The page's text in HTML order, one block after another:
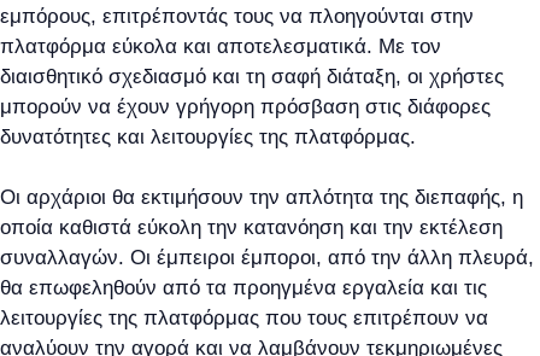
εμπόρους, επιτρέποντάς τους να πλοηγούνται στην
πλατφόρμα εύκολα και αποτελεσματικά. Με τον
διαισθητικό σχεδιασμό και τη σαφή διάταξη, οι χρήστες
μπορούν να έχουν γρήγορη πρόσβαση στις διάφορες
δυνατότητες και λειτουργίες της πλατφόρμας.
Οι αρχάριοι θα εκτιμήσουν την απλότητα της διεπαφής, η
οποία καθιστά εύκολη την κατανόηση και την εκτέλεση
συναλλαγών. Οι έμπειροι έμποροι, από την άλλη πλευρά,
θα επωφεληθούν από τα προηγμένα εργαλεία και τις
λειτουργίες της πλατφόρμας που τους επιτρέπουν να
αναλύουν την αγορά και να λαμβάνουν τεκμηριωμένες